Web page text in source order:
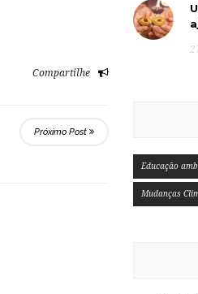
Compartilhe
Próximo Post
Educação
Mudanças